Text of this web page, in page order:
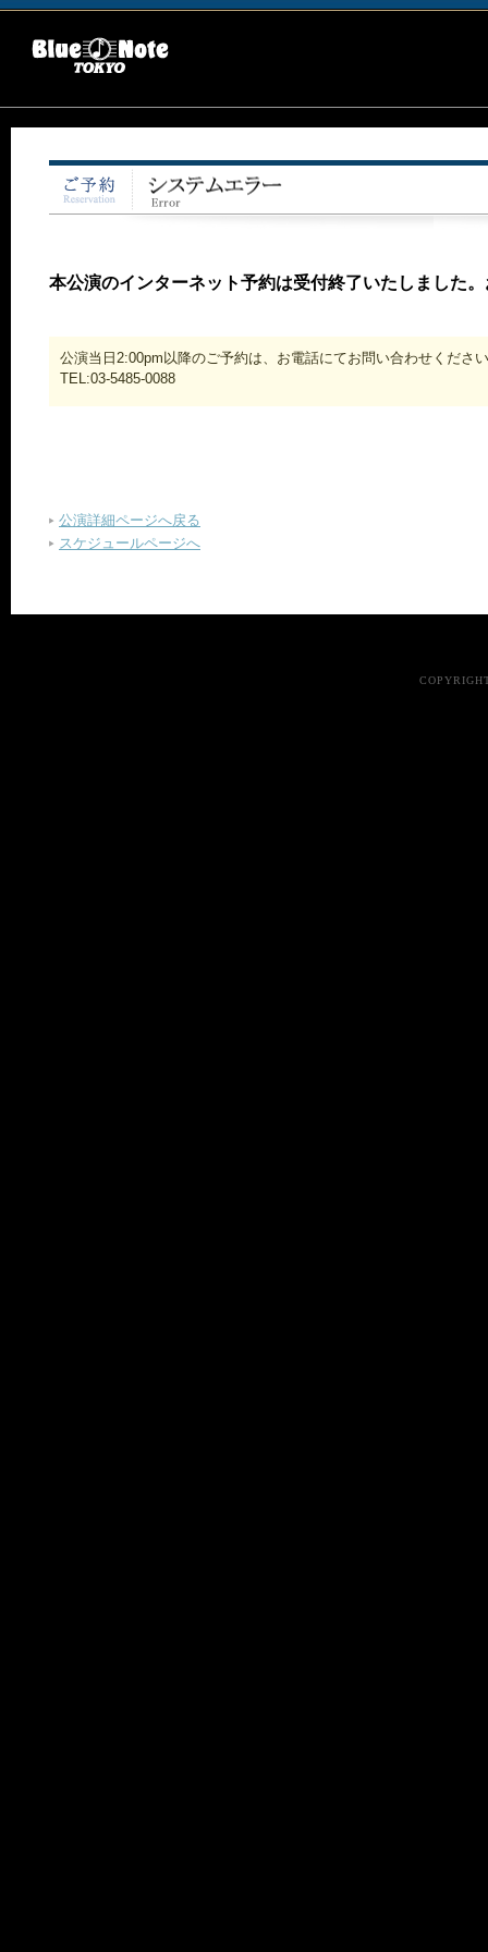
本公演のインターネット予約は受付終了いたしました
公演当日2:00pm以降のご予約は、お電話にてお問い合わせくださ
TEL:03-5485-0088
公演詳細ページへ戻る
スケジュールページへ